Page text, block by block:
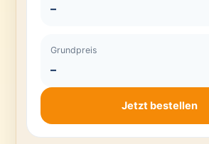
–
Grundpreis
–
Jetzt bestellen